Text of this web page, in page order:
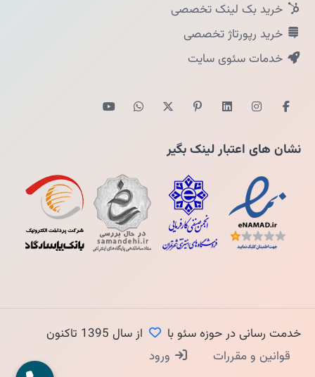
خرید بک لینک تخصصی
خرید رپورتاژ تخصصی
خدمات سئوی سایت
نشان های اعتبار لینک بگیر
خدمت رسانی در حوزه سئو با
از سال 1395 تاکنون
قوانین و مقررات
ورود